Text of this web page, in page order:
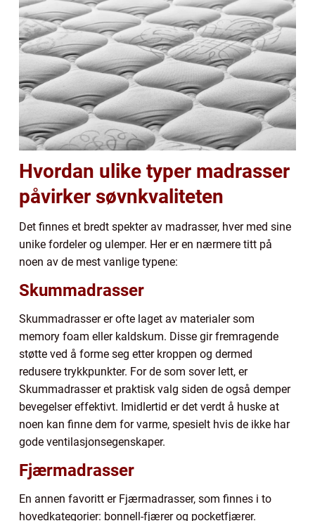
Hvordan ulike typer madrasser
påvirker søvnkvaliteten
Det finnes et bredt spekter av madrasser, hver med sine
unike fordeler og ulemper. Her er en nærmere titt på
noen av de mest vanlige typene:
Skummadrasser
Skummadrasser er ofte laget av materialer som
memory foam eller kaldskum. Disse gir fremragende
støtte ved å forme seg etter kroppen og dermed
redusere trykkpunkter. For de som sover lett, er
Skummadrasser et praktisk valg siden de også demper
bevegelser effektivt. Imidlertid er det verdt å huske at
noen kan finne dem for varme, spesielt hvis de ikke har
gode ventilasjonsegenskaper.
Fjærmadrasser
En annen favoritt er Fjærmadrasser, som finnes i to
hovedkategorier: bonnell-fjærer og pocketfjærer.